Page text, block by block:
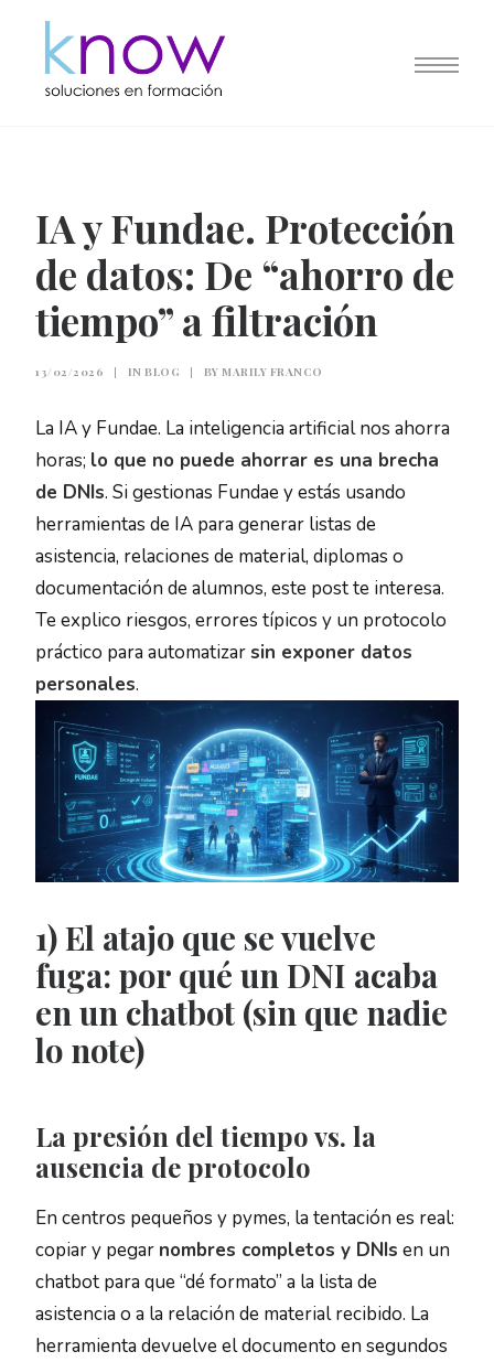
CONSULTORÍA FUNDAE
EXPRESS 1 HR.
INFORMATIVA
IA y Fundae. Protección
de datos: De “ahorro de
tiempo” a filtración
13/02/2026 | IN BLOG | BY MARILY FRANCO
La IA y Fundae. La inteligencia artificial nos ahorra
horas; lo que no puede ahorrar es una brecha
de DNIs. Si gestionas Fundae y estás usando
herramientas de IA para generar listas de
asistencia, relaciones de material, diplomas o
documentación de alumnos, este post te interesa.
Te explico riesgos, errores típicos y un protocolo
práctico para automatizarsin exponer datos
personales.
1) El atajo que se vuelve
fuga: por qué un DNI acaba
en un chatbot (sin que nadie
lo note)
La presión del tiempo vs. la
ausencia de protocolo
En centros pequeños y pymes, la tentación es real:
copiar y pegar nombres completos y DNIs en un
chatbot para que “dé formato” a la lista de
asistencia o a la relación de material recibido. La
herramienta devuelve el documento en segundos